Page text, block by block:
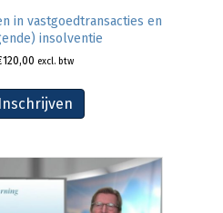
in vastgoedtransacties en
insolventie
120,00 excl. btw
Inschrijven